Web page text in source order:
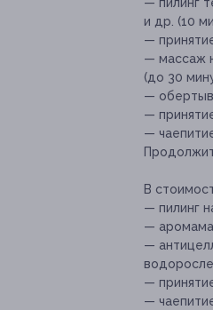
и др. (10
—
— массаж
(до 30
—
—
—
В
— пилинг
—
—
—
—